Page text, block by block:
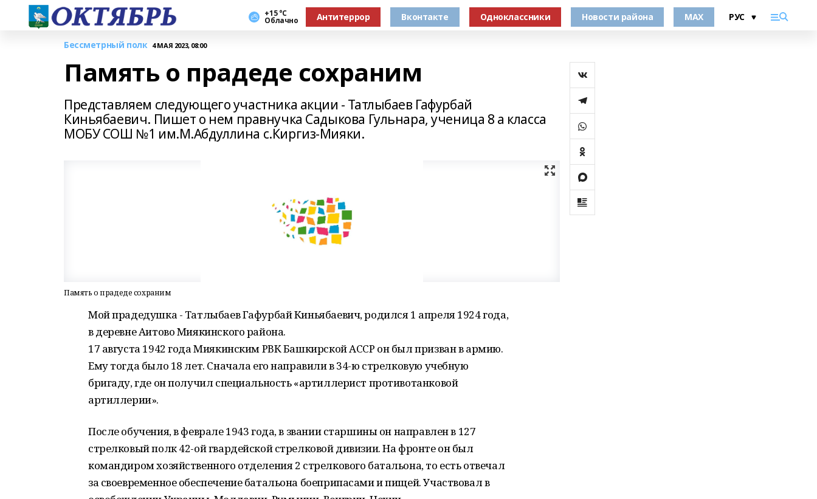
+15 °С
Облачно Антитеррор Вконтакте Одноклассники Новости района MAX
Бессметрный полк 4 МАЯ 2023, 08:00
Память о прадеде сохраним
Представляем следующего участника акции - Татлыбаев Гафурбай
Киньябаевич. Пишет о нем правнучка Садыкова Гульнара, ученица 8 а класса
МОБУ СОШ №1 им.М.Абдуллина с.Киргиз-Мияки.
Память о прадеде сохраним
Мой прадедушка - Татлыбаев Гафурбай Киньябаевич, родился 1 апреля 1924 года,
в деревне Аитово Миякинского района.
17 августа 1942 года Миякинским РВК Башкирской АССР он был призван в армию.
Ему тогда было 18 лет. Сначала его направили в 34-ю стрелковую учебную
бригаду, где он получил специальность «артиллерист противотанковой
артиллерии».
После обучения, в феврале 1943 года, в звании старшины он направлен в 127
стрелковый полк 42-ой гвардейской стрелковой дивизии. На фронте он был
командиром хозяйственного отделения 2 стрелкового батальона, то есть отвечал
за своевременное обеспечение батальона боеприпасами и пищей. Участвовал в